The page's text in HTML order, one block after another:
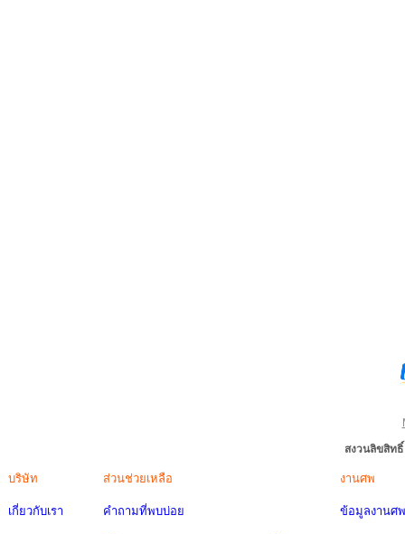
สงวนลิขสิท
บริษัท
เกี่ยวกับเรา
ส่วนช่วยเหลือ
คำถามที่พบบ่อย
งานศพ
ข้อมูลงานศพ